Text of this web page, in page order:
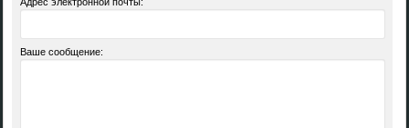
Ваше сообщение: